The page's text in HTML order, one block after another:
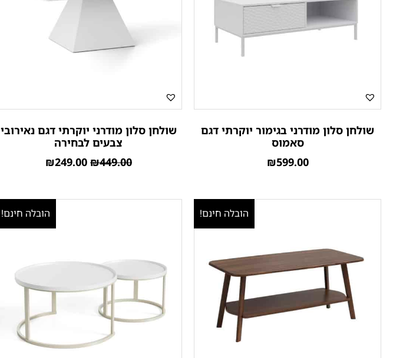
שולחן סלון מודרני בגימור יוקרתי דגם
סאמוס
₪599.00
שולחן סלון מודרני יוקרתי דגם נאירובי
צבעים לבחירה
₪449.00
₪249.00
הובלה חינם! הובלה חינם!